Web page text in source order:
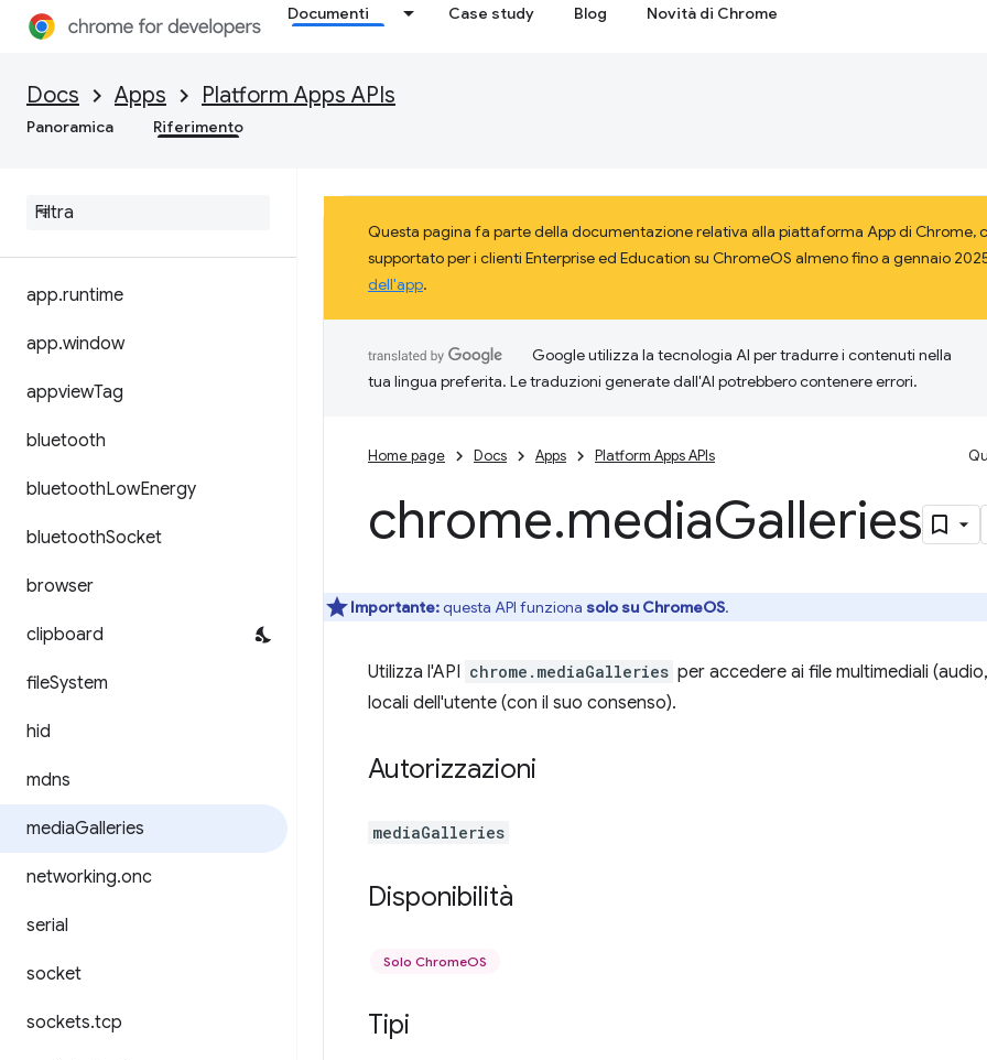
Documenti Case study Blog Novità di Chrome
Docs Apps Platform Apps APIs
Panoramica Riferimento
app.runtime
app.window
appviewTag
bluetooth
bluetoothLowEnergy
bluetoothSocket
browser
clipboard
fileSystem
hid
mdns
mediaGalleries
networking.onc
serial
socket
sockets.tcp
Questa pagina fa parte della documentazione relativa alla piattaforma App di Chrome,
supportato per i clienti Enterprise ed Education su ChromeOS almeno fino a gennaio
dell'app.
Google utilizza la tecnologia AI per tradurre i contenuti nella
tua lingua preferita. Le traduzioni generate dall'AI potrebbero contenere errori.
Home page Docs Apps Platform Apps APIs
chrome.mediaGalleries
Importante:questa API funziona solo su ChromeOS.
Utilizza l'API chrome.mediaGalleries per accedere ai file multimediali
locali dell'utente (con il suo consenso).
Autorizzazioni
mediaGalleries
Disponibilità
Solo ChromeOS
Tipi